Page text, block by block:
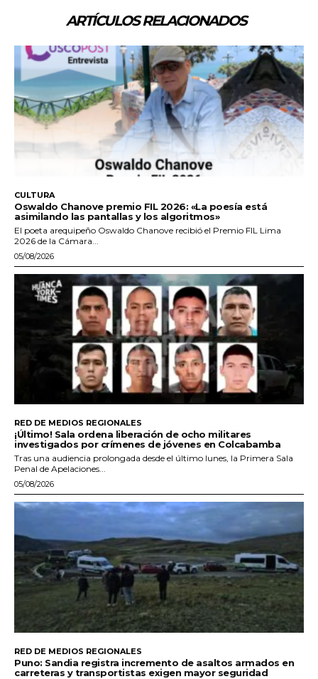
ARTÍCULOS RELACIONADOS
CULTURA
Oswaldo Chanove premio FIL 2026: «La poesía está
asimilando las pantallas y los algoritmos»
El poeta arequipeño Oswaldo Chanove recibió el Premio FIL Lima
2026 de la Cámara...
05/08/2026
RED DE MEDIOS REGIONALES
¡Último! Sala ordena liberación de ocho militares
investigados por crímenes de jóvenes en Colcabamba
Tras una audiencia prolongada desde el último lunes, la Primera Sala
Penal de Apelaciones...
05/08/2026
RED DE MEDIOS REGIONALES
Puno: Sandia registra incremento de asaltos armados en
carreteras y transportistas exigen mayor seguridad